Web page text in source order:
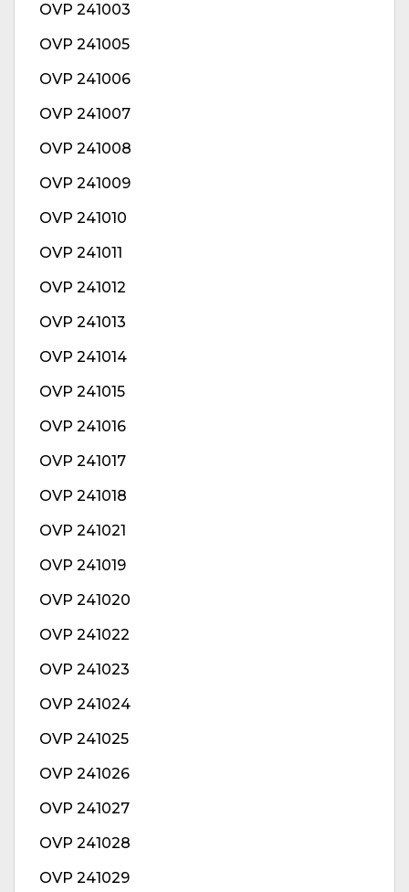
OVP 241003
OVP 241005
OVP 241006
OVP 241007
OVP 241008
OVP 241009
OVP 241010
OVP 241011
OVP 241012
OVP 241013
OVP 241014
OVP 241015
OVP 241016
OVP 241017
OVP 241018
OVP 241021
OVP 241019
OVP 241020
OVP 241022
OVP 241023
OVP 241024
OVP 241025
OVP 241026
OVP 241027
OVP 241028
OVP 241029